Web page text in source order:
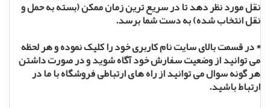
نقل مورد نظر دهد تا در سریع ترین زمان ممکن (بسته به حمل و
نقل انتخاب شده) به دست شما برسد.
* در قسمت بالای سایت نام کاربری خود را کلیک نموده و هر لحظه
می توانید از وضعیت سفارش خود آگاه شوید و در صورت داشتن
هر گونه سوال می توانید از راه های ارتباطی فروشگاه با ما در
ارتباط باشید.